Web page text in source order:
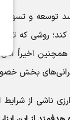
توسعه و تسهیل
اخیراً اتاق
بخش